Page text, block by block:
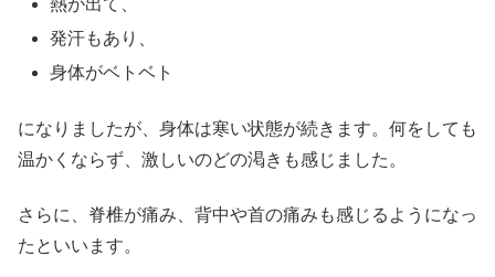
熱が出て、
発汗もあり、
身体がベトベト
になりましたが、身体は寒い状態が続きます。何をしても
温かくならず、激しいのどの渇きも感じました。
さらに、脊椎が痛み、背中や首の痛みも感じるようになっ
たといいます。